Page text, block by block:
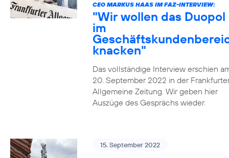
CEO MARKUS HAAS IM FAZ-INTERVIEW:
"Wir wollen das Duopol
im
knacken"
Das vollständige Interview erschien
20. September 2022 in der
Allgemeine Zeitung. Wir geben hier
Auszüge des Gesprächs wieder.
15. September 2022